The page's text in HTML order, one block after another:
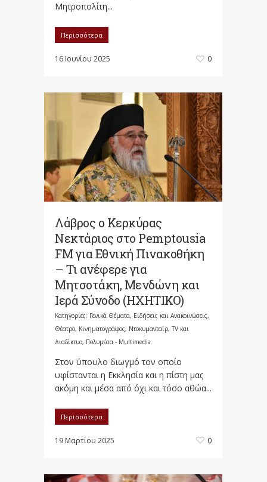
Μητροπολίτη...
Περισσότερα
16 Ιουνίου 2025 0
Λάβρος ο Κερκύρας
Νεκτάριος στο Pemptousia
FM για Εθνική Πινακοθήκη
– Τι ανέφερε για
Μητσοτάκη, Μενδώνη και
Ιερά Σύνοδο (ΗΧΗΤΙΚΟ)
Κατηγορίες: Γενικά Θέματα, Ειδήσεις και Ανακοινώσεις,
Θέατρο, Κινηματογράφος, Ντοκυμανταίρ, TV και
Διαδίκτυο, Πολυμέσα - Multimedia
Στον ύπουλο διωγμό τον οποίο
υφίστανται η Εκκλησία και η πίστη μας
ακόμη και μέσα από όχι και τόσο αθώα...
Περισσότερα
19 Μαρτίου 2025 0